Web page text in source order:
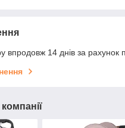
впродовж 14 днів за рахунок